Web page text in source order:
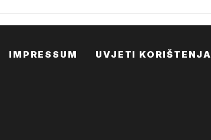
IMPRESSUM UVJETI KORIŠTENJA